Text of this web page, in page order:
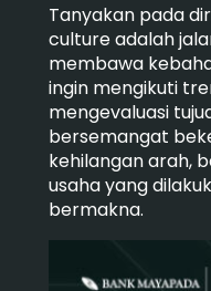
Tanyakan pada
culture adalah
membawa
ingin mengikuti
mengevaluasi
bersemangat
kehilangan arah,
usaha yang
bermakna.